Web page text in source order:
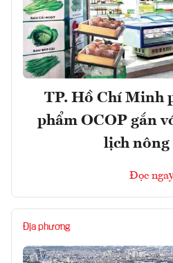
TP. Hồ Chí Minh
phẩm OCOP gắn
lịch nông
Đọc
Địa phương